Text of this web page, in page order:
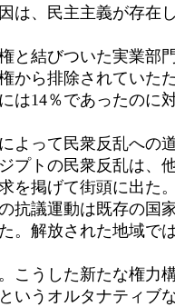
、民主主義が存在
結びついた実業部
ら排除されていた
14％であったのに
って民衆反乱への
トの民衆反乱は、
を掲げて街頭に出た。
議運動は既存の国
解放された地域で
うした新たな権力
うオルタナティブ